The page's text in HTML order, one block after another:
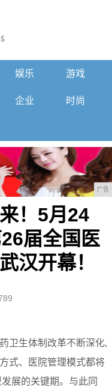
娱乐 游戏
企业 时尚
广告
！5月24
届全国医
汉开幕！
卫生体制改革不断深化,
式、医院管理模式都将
展的关键期。与此同